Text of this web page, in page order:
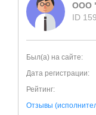
ООО
ID
Был(а) на сайте:
Дата регистрации:
Рейтинг:
Отзывы